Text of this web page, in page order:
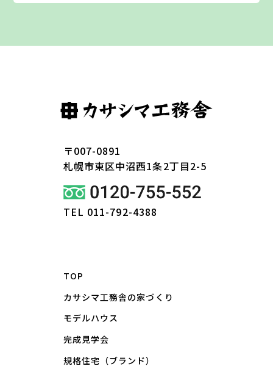
〒007-0891
札幌市東区中沼西1条2丁目2-5
TEL 011-792-4388
TOP
カサシマ工務舎の家づくり
モデルハウス
完成見学会
規格住宅（ブランド）